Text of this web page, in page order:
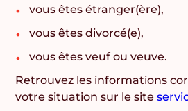
vous êtes étranger(ère),
vous êtes divorcé(e),
vous êtes veuf ou veuve.
Retrouvez les informations
votre situation sur le site